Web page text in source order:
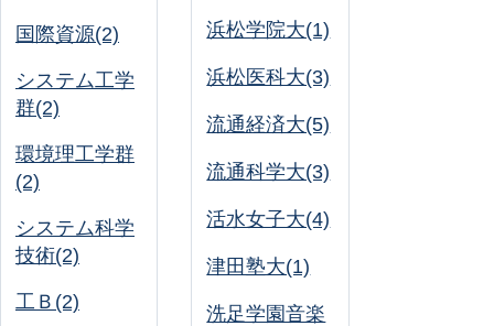
国際資源(2)
システム工学
群(2)
環境理工学群
(2)
システム科学
技術(2)
工Ｂ(2)
浜松学院大(1)
浜松医科大(3)
流通経済大(5)
流通科学大(3)
活水女子大(4)
津田塾大(1)
洗足学園音楽